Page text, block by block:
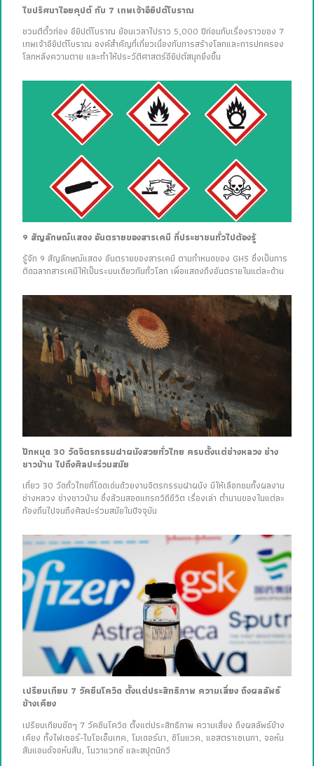
ไขปริศนาไอยคุปต์ กับ 7 เทพเจ้าอียิปต์โบราณ
ชวนตีตั๋วท่อง อียิปต์โบราณ ย้อนเวลาไปราว 5,000 ปีก่อนกับเรื่องราวของ 7
เทพเจ้าอียิปต์โบราณ องค์สำคัญที่เกี่ยวเนื่องกับการสร้างโลกและการปกครอง
โลกหลังความตาย และทำให้ประวัติศาสตร์อียิปต์สนุกยิ่งขึ้น
9 สัญลักษณ์แสดง อันตรายของสารเคมี ที่ประชาชนทั่วไปต้องรู้
รู้จัก 9 สัญลักษณ์แสดง อันตรายของสารเคมี ตามกำหนดของ GHS ซึ่งเป็นการ
ติดฉลากสารเคมีให้เป็นระบบเดียวกันทั่วโลก เพื่อแสดงถึงอันตรายในแต่ละด้าน
ปักหมุด 30 วัดจิตรกรรมฝาผนังสวยทั่วไทย ครบตั้งแต่ช่างหลวง ช่าง
ชาวบ้าน ไปถึงศิลปะร่วมสมัย
เที่ยว 30 วัดทั่วไทยที่โดดเด่นด้วยงานจิตรกรรมฝาผนัง มีให้เลือกชมทั้งผลงาน
ช่างหลวง ช่างชาวบ้าน ซึ่งล้วนสอดแทรกวิถีชีวิต เรื่องเล่า ตำนานของในแต่ละ
ท้องถิ่นไปจนถึงศิลปะร่วมสมัยในปัจจุบัน
เปรียบเทียบ 7 วัคซีนโควิด ตั้งแต่ประสิทธิภาพ ความเสี่ยง ถึงผลลัพธ์
ข้างเคียง
เปรียบเทียบชัดๆ 7 วัคซีนโควิด ตั้งแต่ประสิทธิภาพ ความเสี่ยง ถึงผลลัพธ์ข้าง
เคียง ทั้งไฟเซอร์-ไบโอเอ็นเทค, โมเดอร์นา, ซิโนแวค, แอสตราเซเนกา, จอห์น
สันแอนด์จอห์นสัน, โนวาแวกซ์ และสปุตนิกวี